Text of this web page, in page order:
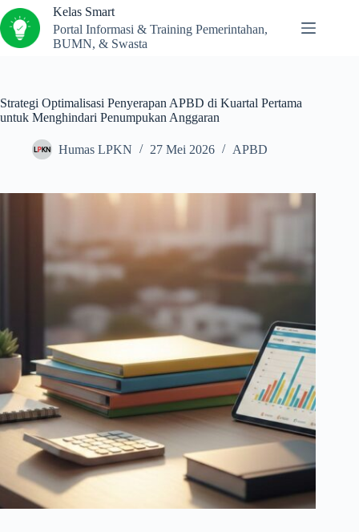
Kelas Smart
Portal Informasi & Training Pemerintahan,
BUMN, & Swasta
Strategi Optimalisasi Penyerapan APBD di Kuartal Pertama
untuk Menghindari Penumpukan Anggaran
Humas LPKN 27 Mei 2026 APBD